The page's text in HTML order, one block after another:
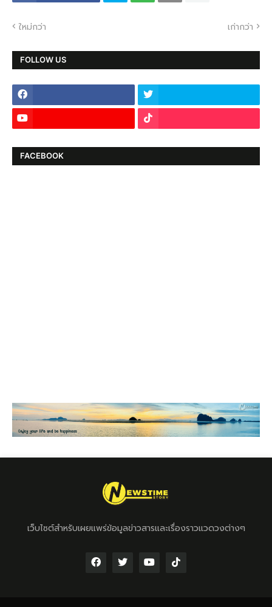
ใหม่กว่า เก่ากว่า
FOLLOW US
FACEBOOK
เว็บไซต์สำหรับเผยแพร่ข้อมูลข่าวสารและเรื่องราวแวดวงต่างๆ